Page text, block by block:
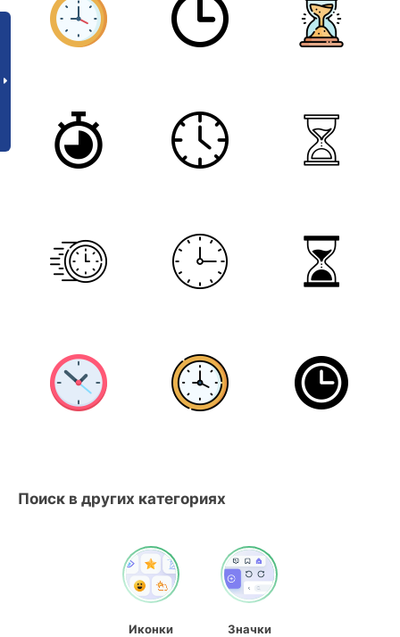
Поиск в других категориях
Иконки
Значки